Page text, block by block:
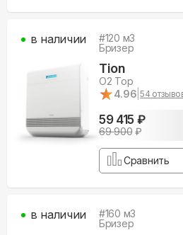
#120 м3
Бризер
Tion
O2 Top
★
★4.96 |54
59 415 ₽
69 900₽
в наличии
Сравнить
#160 м3
Бризер
в наличии